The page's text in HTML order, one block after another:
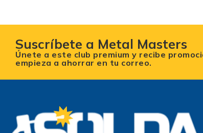
Suscríbete a Metal Masters
Únete a este club premium y recibe
empieza a ahorrar en tu correo.